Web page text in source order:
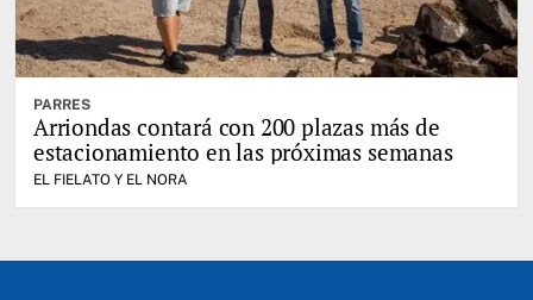
PARRES
Arriondas contará con 200 plazas más de
estacionamiento en las próximas semanas
EL FIELATO Y EL NORA